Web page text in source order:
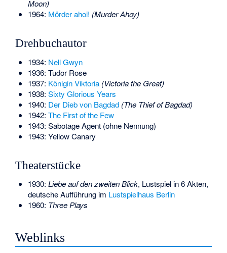
Moon)
1964: Mörder ahoi! (Murder Ahoy)
Drehbuchautor
1934: Nell Gwyn
1936: Tudor Rose
1937: Königin Viktoria (Victoria the Great)
1938: Sixty Glorious Years
1940: Der Dieb von Bagdad (The Thief of Bagdad)
1942: The First of the Few
1943: Sabotage Agent (ohne Nennung)
1943: Yellow Canary
Theaterstücke
1930: Liebe auf den zweiten Blick, Lustspiel in 6 Akten,
deutsche Aufführung im Lustspielhaus Berlin
1960: Three Plays
Weblinks